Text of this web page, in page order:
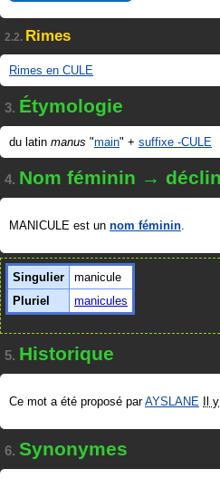
2.2. Rimes
Rimes en CULE
3. Étymologie
du latin manus "main" + suffixe -CULE
4. Nom féminin →
MANICULE est un nom féminin.
Singulier
manicule
Pluriel
manicules
5. Historique
Ce mot a été proposé parAYSLANE Il
6. Synonymes